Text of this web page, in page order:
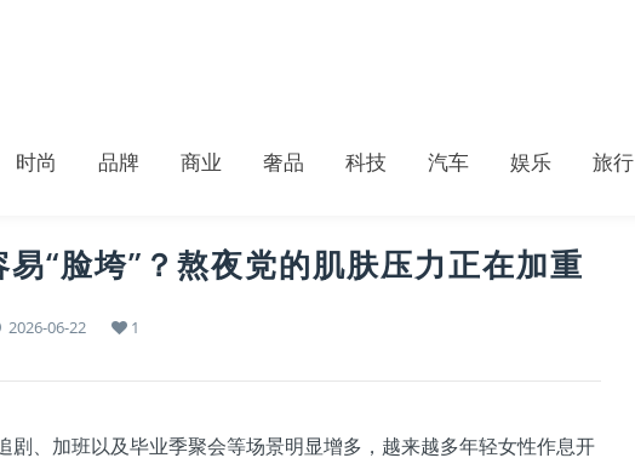
时尚 品牌 商业 奢品 科技 汽车 娱乐 旅行
“脸垮”？熬夜党的肌肤压力正在加重
2026-06-22 1
剧、加班以及毕业季聚会等场景明显增多，越来越多年轻女性作息开